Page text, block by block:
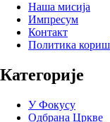
Наша мисија
Импресум
Контакт
Политика
Категорије
У Фокусу
Одбрана Цркве